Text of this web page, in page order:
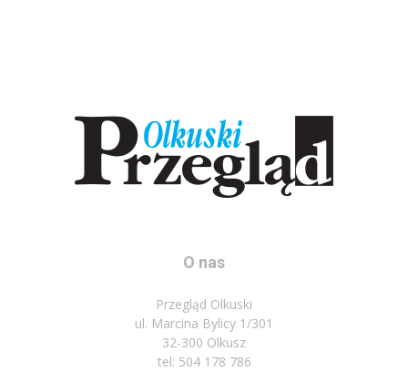
O nas
Przegląd Olkuski
ul. Marcina Bylicy 1/301
32-300 Olkusz
tel: 504 178 786